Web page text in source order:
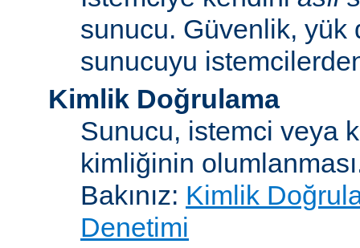
sunucu. Güvenlik, yük
sunucuyu
Kimlik Doğrulama
Sunucu, istemci veya
kimliğinin
Bakınız: Kimlik
Denetimi